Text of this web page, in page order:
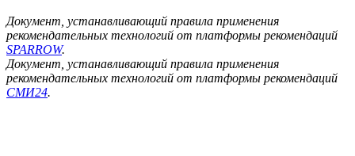
Документ, устанавливающий правила применения
рекомендательных технологий от платформы рекомендаций
SPARROW.
Документ, устанавливающий правила применения
рекомендательных технологий от платформы рекомендаций
СМИ24.